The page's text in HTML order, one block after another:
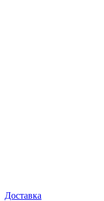
Доставка